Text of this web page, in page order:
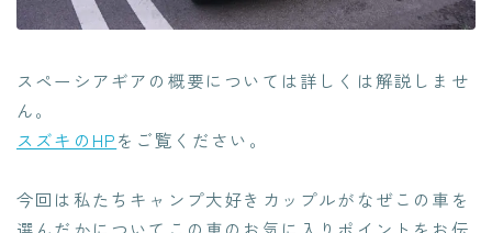
スペーシアギアの概要については詳しくは解説しませ
ん。
スズキのHPをご覧ください。
今回は私たちキャンプ大好きカップルがなぜこの車を